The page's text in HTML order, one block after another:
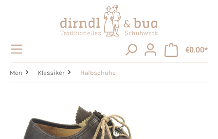
€0.00*
Men Klassiker Halbschuhe